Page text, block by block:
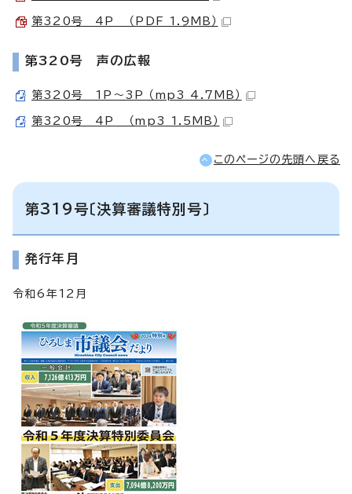
第320号 4P （PDF 1.9MB）
第320号 声の広報
第320号 1P～3P （mp3 4.7MB）
第320号 4P （mp3 1.5MB）
このページの先頭へ戻る
第319号〔決算審議特別号〕
発行年月
令和6年12月